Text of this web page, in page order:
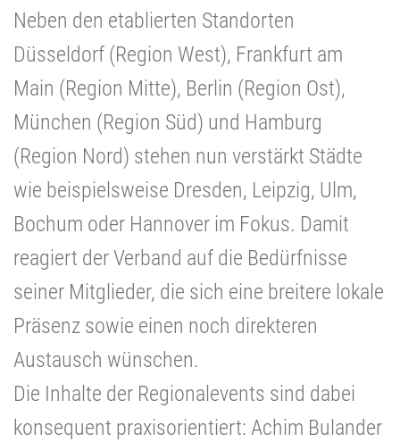
Neben den etablierten Standorten
Düsseldorf (Region West), Frankfurt am
Main (Region Mitte), Berlin (Region Ost),
München (Region Süd) und Hamburg
(Region Nord) stehen nun verstärkt Städte
wie beispielsweise Dresden, Leipzig, Ulm,
Bochum oder Hannover im Fokus. Damit
reagiert der Verband auf die Bedürfnisse
seiner Mitglieder, die sich eine breitere lokale
Präsenz sowie einen noch direkteren
Austausch wünschen.
Die Inhalte der Regionalevents sind dabei
konsequent praxisorientiert: Achim Bulander